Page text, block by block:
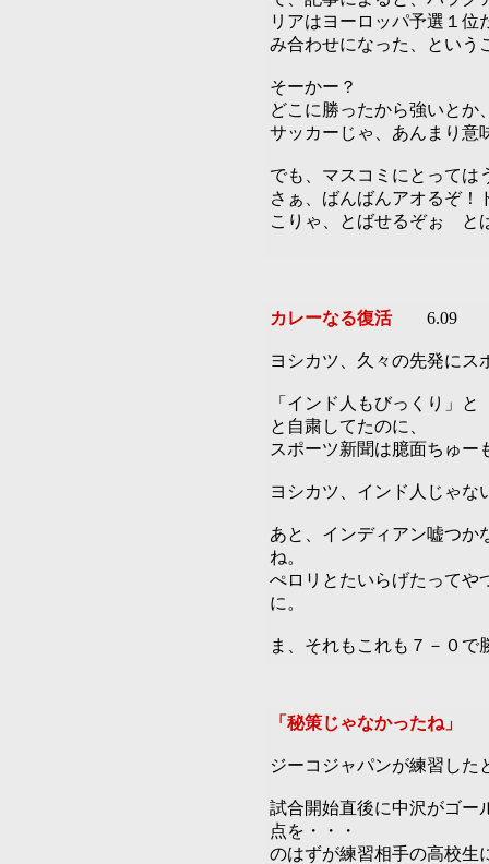
リアはヨーロッパ予選１位
み合わせになった、という
そーかー？
どこに勝ったから強いとか
サッカーじゃ、あんまり意
でも、マスコミにとっては
さぁ、ばんばんアオるぞ！
こりゃ、とばせるぞぉ と
カレーなる復活6.09
ヨシカツ、久々の先発にス
「インド人もびっくり」
と自粛してたのに、
スポーツ新聞は臆面ちゅー
ヨシカツ、インド人じゃ
あと、インディアン嘘つか
ね。
ぺロリとたいらげたってや
に。
ま、それもこれも７－０で
「秘策じゃなかったね」
ジーコジャパンが練習した
試合開始直後に中沢がゴー
点を・・・
のはずが練習相手の高校生